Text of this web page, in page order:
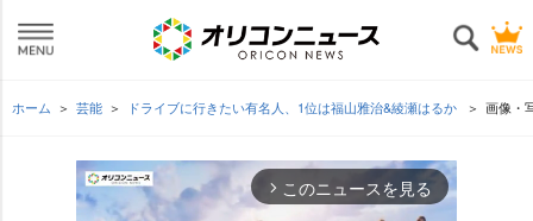
ホーム 芸能 ドライブに行きたい有名人、1位は福山雅治&綾瀬はるか 画像・
arrow_forward_ios このニュースを見る